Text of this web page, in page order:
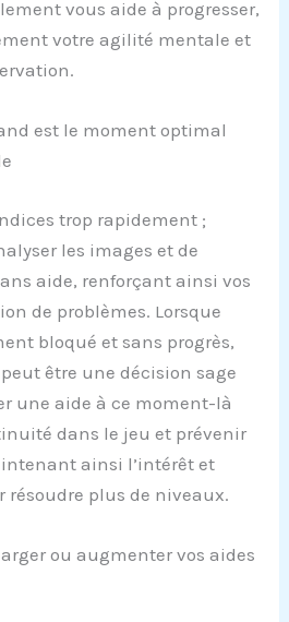
vous aide à progresser,
votre agilité mentale et
est le moment optimal
trop rapidement ;
les images et de
aide, renforçant ainsi vos
de problèmes. Lorsque
bloqué et sans progrès,
être une décision sage
une aide à ce moment-là
dans le jeu et prévenir
ainsi l’intérêt et
résoudre plus de niveaux.
ou augmenter vos aides